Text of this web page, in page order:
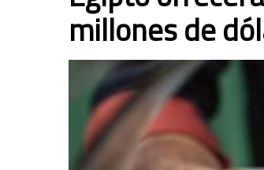
millones de